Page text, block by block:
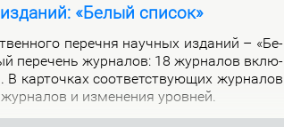
«Белый список»
пе­реч­ня на­уч­ных из­да­ний – «Бе­
пе­ре­чень жур­на­лов: 18 жур­на­лов вклю­
кар­точ­ках со­от­вет­ству­ю­щих жур­на­лов
и из­ме­не­ния уров­ней.